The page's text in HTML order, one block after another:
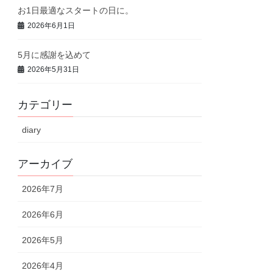
お1日最適なスタートの日に。
2026年6月1日
5月に感謝を込めて
2026年5月31日
カテゴリー
diary
アーカイブ
2026年7月
2026年6月
2026年5月
2026年4月